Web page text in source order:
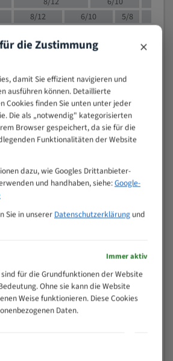
8/12 6/10
5/8
8/12 6/10 5/8
6/10
4/6
6/10
4/5
4/6
4/5
4/5
pro
6/10
5/8
4/6
die Zustimmung ×
damit Sie effizient navigieren und
ausführen können. Detaillierte
Cookies finden Sie unten unter jeder
Die als „notwendig" kategorisierten
Browser gespeichert, da sie für die
Funktionalitäten der Website
dazu, wie Googles Drittanbieter-
und handhaben, siehe:Google-
Sie in unserer Datenschutzerklärungund
Immer aktiv
für die Grundfunktionen der Website
Ohne sie kann die Website
Weise funktionieren. Diese Cookies
Daten.